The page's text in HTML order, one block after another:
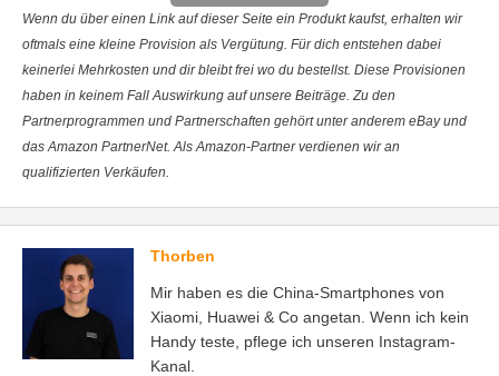
Wenn du über einen Link auf dieser Seite ein Produkt kaufst, erhalten wir
oftmals eine kleine Provision als Vergütung. Für dich entstehen dabei
keinerlei Mehrkosten und dir bleibt frei wo du bestellst. Diese Provisionen
haben in keinem Fall Auswirkung auf unsere Beiträge. Zu den
Partnerprogrammen und Partnerschaften gehört unter anderem eBay und
das Amazon PartnerNet. Als Amazon-Partner verdienen wir an
qualifizierten Verkäufen.
Thorben
Mir haben es die China-Smartphones von
Xiaomi, Huawei & Co angetan. Wenn ich kein
Handy teste, pflege ich unseren Instagram-
Kanal.